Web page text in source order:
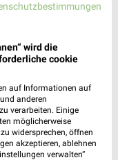
Stuttgart-
wird die
cookie
auf Informationen auf
anderen
verarbeiten. Einige
möglicherweise
widersprechen, öffnen
akzeptieren, ablehnen
verwalten“